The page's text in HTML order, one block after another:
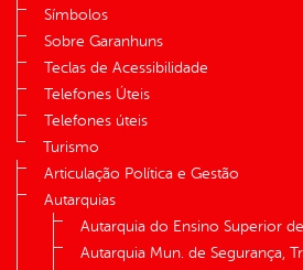
Símbolos
Sobre Garanhuns
Teclas de Acessibilidade
Telefones Úteis
Telefones úteis
Turismo
Articulação Política e Gestão
Autarquias
Autarquia do Ensino Superior
Autarquia Mun. de Segurança,